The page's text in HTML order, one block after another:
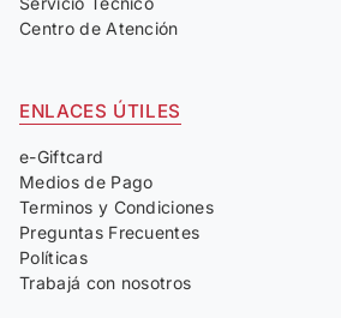
Centro de Atención
ENLACES ÚTILES
e-Giftcard
Medios de Pago
Terminos y Condiciones
Preguntas Frecuentes
Políticas
Trabajá con nosotros